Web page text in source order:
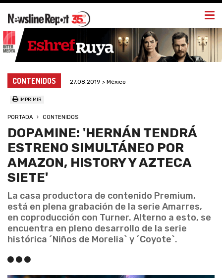
CONTENIDOS 27.08.2019 > México
IMPRIMIR
PORTADA CONTENIDOS
DOPAMINE: 'HERNÁN TENDRÁ
ESTRENO SIMULTÁNEO POR
AMAZON, HISTORY Y AZTECA
SIETE'
La casa productora de contenido Premium,
está en plena grabación de la serie Amarres,
en coproducción con Turner. Alterno a esto, se
encuentra en pleno desarrollo de la serie
histórica ´Niños de Morelia` y ´Coyote`.